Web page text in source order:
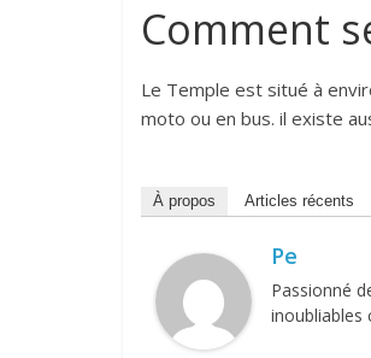
Comment
Le Temple est situé à
moto ou en bus. il existe
À propos Articles récents
Pe
Passionné
inoubliables